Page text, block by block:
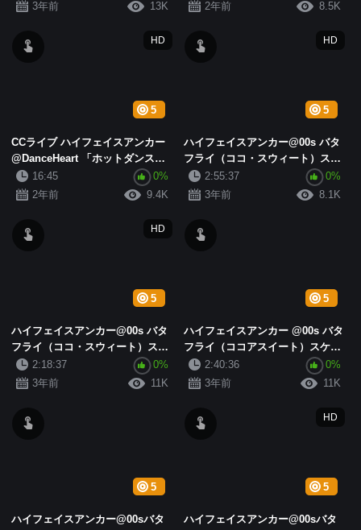
3年前
13K
2年前
8.5K
5
HD
CCライブ ハイフェイスアンカー
@DanceHeart 「ホットダンスコ
レクション」 (4)
16:45
0%
2年前
9.4K
5
HD
ハイフェイスアンカー@00s バタ
フライ（ココ・スウィート）スケ
ール福祉ショーw (2)
2:55:37
0%
3年前
8.1K
5
HD
ハイフェイスアンカー@00s バタ
フライ（ココ・スウィート）スケ
ール福祉ショー (1)
2:18:37
0%
3年前
11K
5
ハイフェイスアンカー @00s バタ
フライ（ココアスイート）スケー
ル福祉ショー第2弾 1 (4)
2:40:36
0%
3年前
11K
5
ハイフェイスアンカー@00sバタ
5
HD
ハイフェイスアンカー@00sバタ